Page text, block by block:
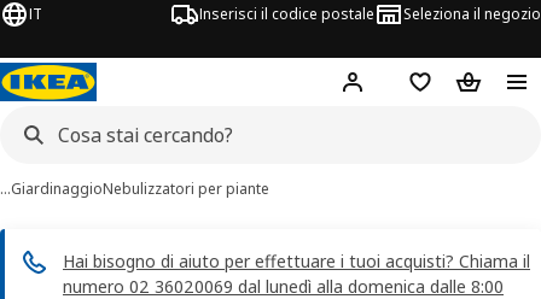
IT Inserisci il codice postale Seleziona il negozio
Hej! AccediLista deiCarrello
…GiardinaggioNebulizzatori per piante
Hai bisogno di aiuto per effettuare i tuoi acquisti? Chiama il
numero 02 36020069 dal lunedì alla domenica dalle 8:00